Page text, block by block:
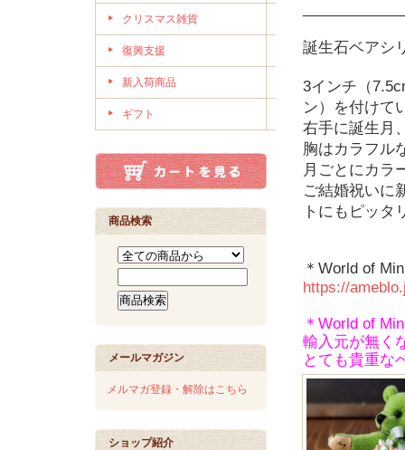
クリスマス雑貨
復興支援
新入荷商品
ギフト
商品検索
メールマガジン
メルマガ登録・解除はこちら
ショップ紹介
誕生石ベアシ
3インチ（
ン）を付けて
右手に誕生月
胸はカラフル
月ごとにカラ
ご結婚祝いに
トにもピッタ
＊World of
https://
＊World of
輸入元が無く
とても貴重な